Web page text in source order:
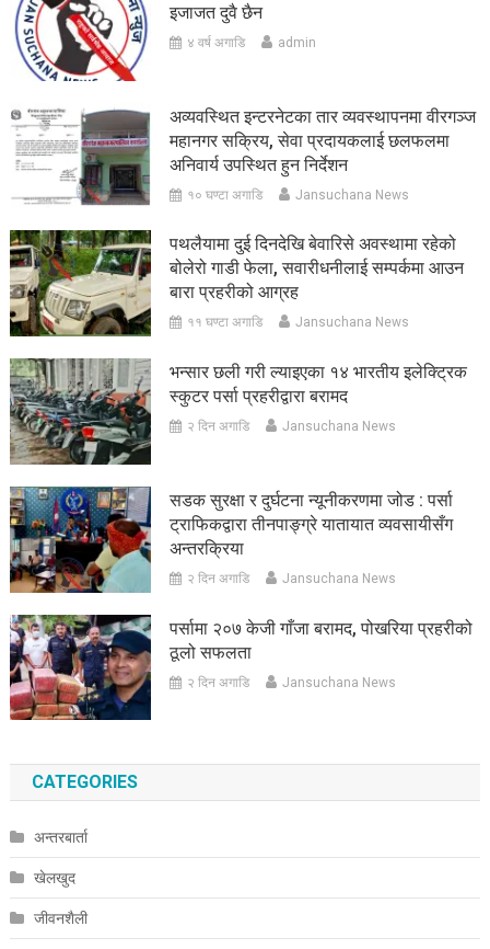
इजाजत दुवै छैन
४ वर्ष अगाडि admin
अव्यवस्थित इन्टरनेटका तार व्यवस्थापनमा वीरगञ्ज
महानगर सक्रिय, सेवा प्रदायकलाई छलफलमा
अनिवार्य उपस्थित हुन निर्देशन
१० घण्टा अगाडि Jansuchana News
पथलैयामा दुई दिनदेखि बेवारिसे अवस्थामा रहेको
बोलेरो गाडी फेला, सवारीधनीलाई सम्पर्कमा आउन
बारा प्रहरीको आग्रह
११ घण्टा अगाडि Jansuchana News
भन्सार छली गरी ल्याइएका १४ भारतीय इलेक्ट्रिक
स्कुटर पर्सा प्रहरीद्वारा बरामद
२ दिन अगाडि Jansuchana News
सडक सुरक्षा र दुर्घटना न्यूनीकरणमा जोड : पर्सा
ट्राफिकद्वारा तीनपाङ्ग्रे यातायात व्यवसायीसँग
अन्तरक्रिया
२ दिन अगाडि Jansuchana News
पर्सामा २०७ केजी गाँजा बरामद, पोखरिया प्रहरीको
ठूलो सफलता
२ दिन अगाडि Jansuchana News
CATEGORIES
अन्तरबार्ता
खेलखुद
जीवनशैली